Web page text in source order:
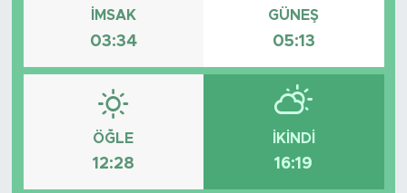
İMSAK
03:34
GÜNEŞ
05:13
ÖĞLE
12:28
İKINDI
16:19